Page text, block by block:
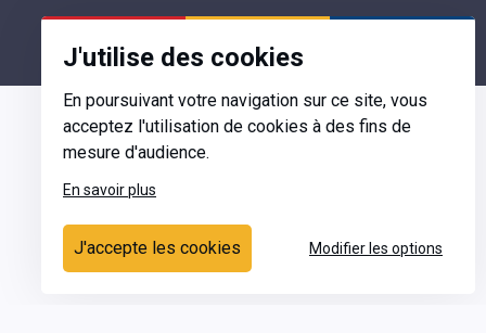
J'utilise des cookies
En poursuivant votre navigation sur ce site, vous
acceptez l'utilisation de cookies à des fins de
mesure d'audience.
En savoir plus
J'accepte les cookies Modifier les options
Ecrivez-nous